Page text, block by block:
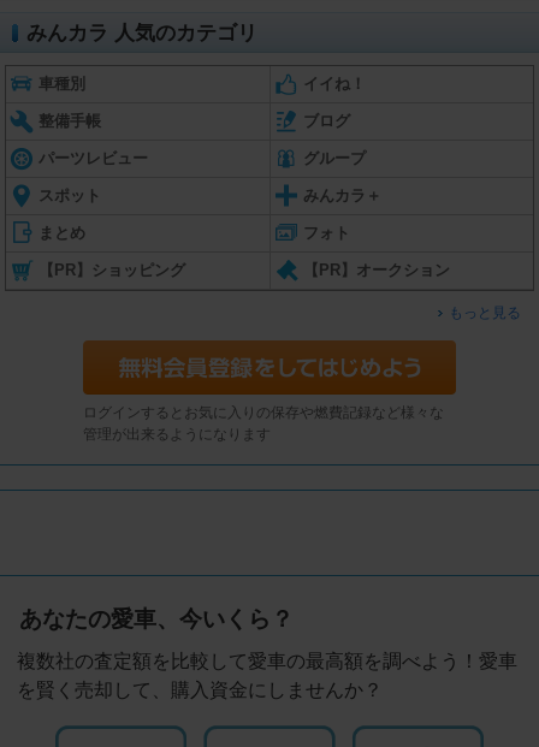
みんカラ 人気のカテゴリ
車種別 イイね！
整備手帳 ブログ
パーツレビュー グループ
スポット みんカラ＋
まとめ フォト
【PR】ショッピング 【PR】オークション
もっと見る
ログインするとお気に入りの保存や燃費記録など様々な
管理が出来るようになります
あなたの愛車、今いくら？
複数社の査定額を比較して愛車の最高額を調べよう！愛車
を賢く売却して、購入資金にしませんか？